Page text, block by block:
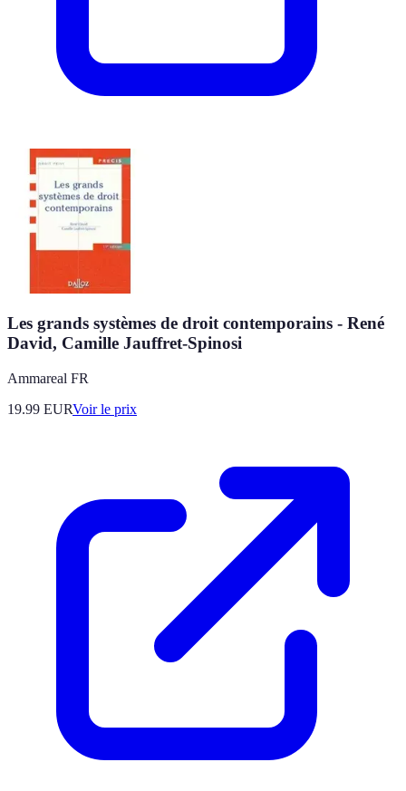
Les grands systèmes de droit contemporains - René
David, Camille Jauffret-Spinosi
Ammareal FR
19.99 EURVoir le prix